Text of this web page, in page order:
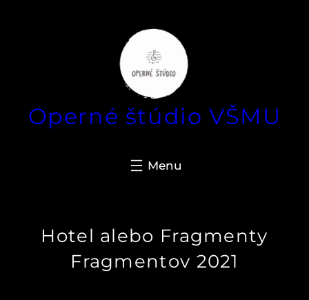
Operné štúdio VŠMU
Hotel alebo Fragmenty
Fragmentov 2021